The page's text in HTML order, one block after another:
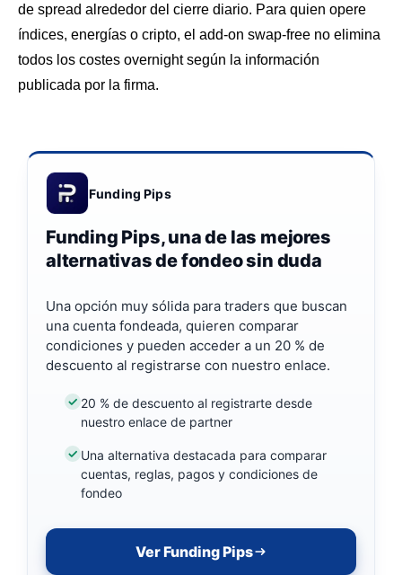
de spread alrededor del cierre diario. Para quien opere
índices, energías o cripto, el add-on swap-free no elimina
todos los costes overnight según la información
publicada por la firma.
Funding Pips
Funding Pips, una de las mejores
alternativas de fondeo sin duda
Una opción muy sólida para traders que buscan
una cuenta fondeada, quieren comparar
condiciones y pueden acceder a un 20 % de
descuento al registrarse con nuestro enlace.
20 % de descuento al registrarte desde
nuestro enlace de partner
Una alternativa destacada para comparar
cuentas, reglas, pagos y condiciones de
fondeo
Ver Funding Pips